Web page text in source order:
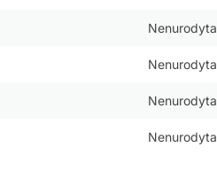
Nenurodyta
Nenurodyta
Nenurodyta
Nenurodyta